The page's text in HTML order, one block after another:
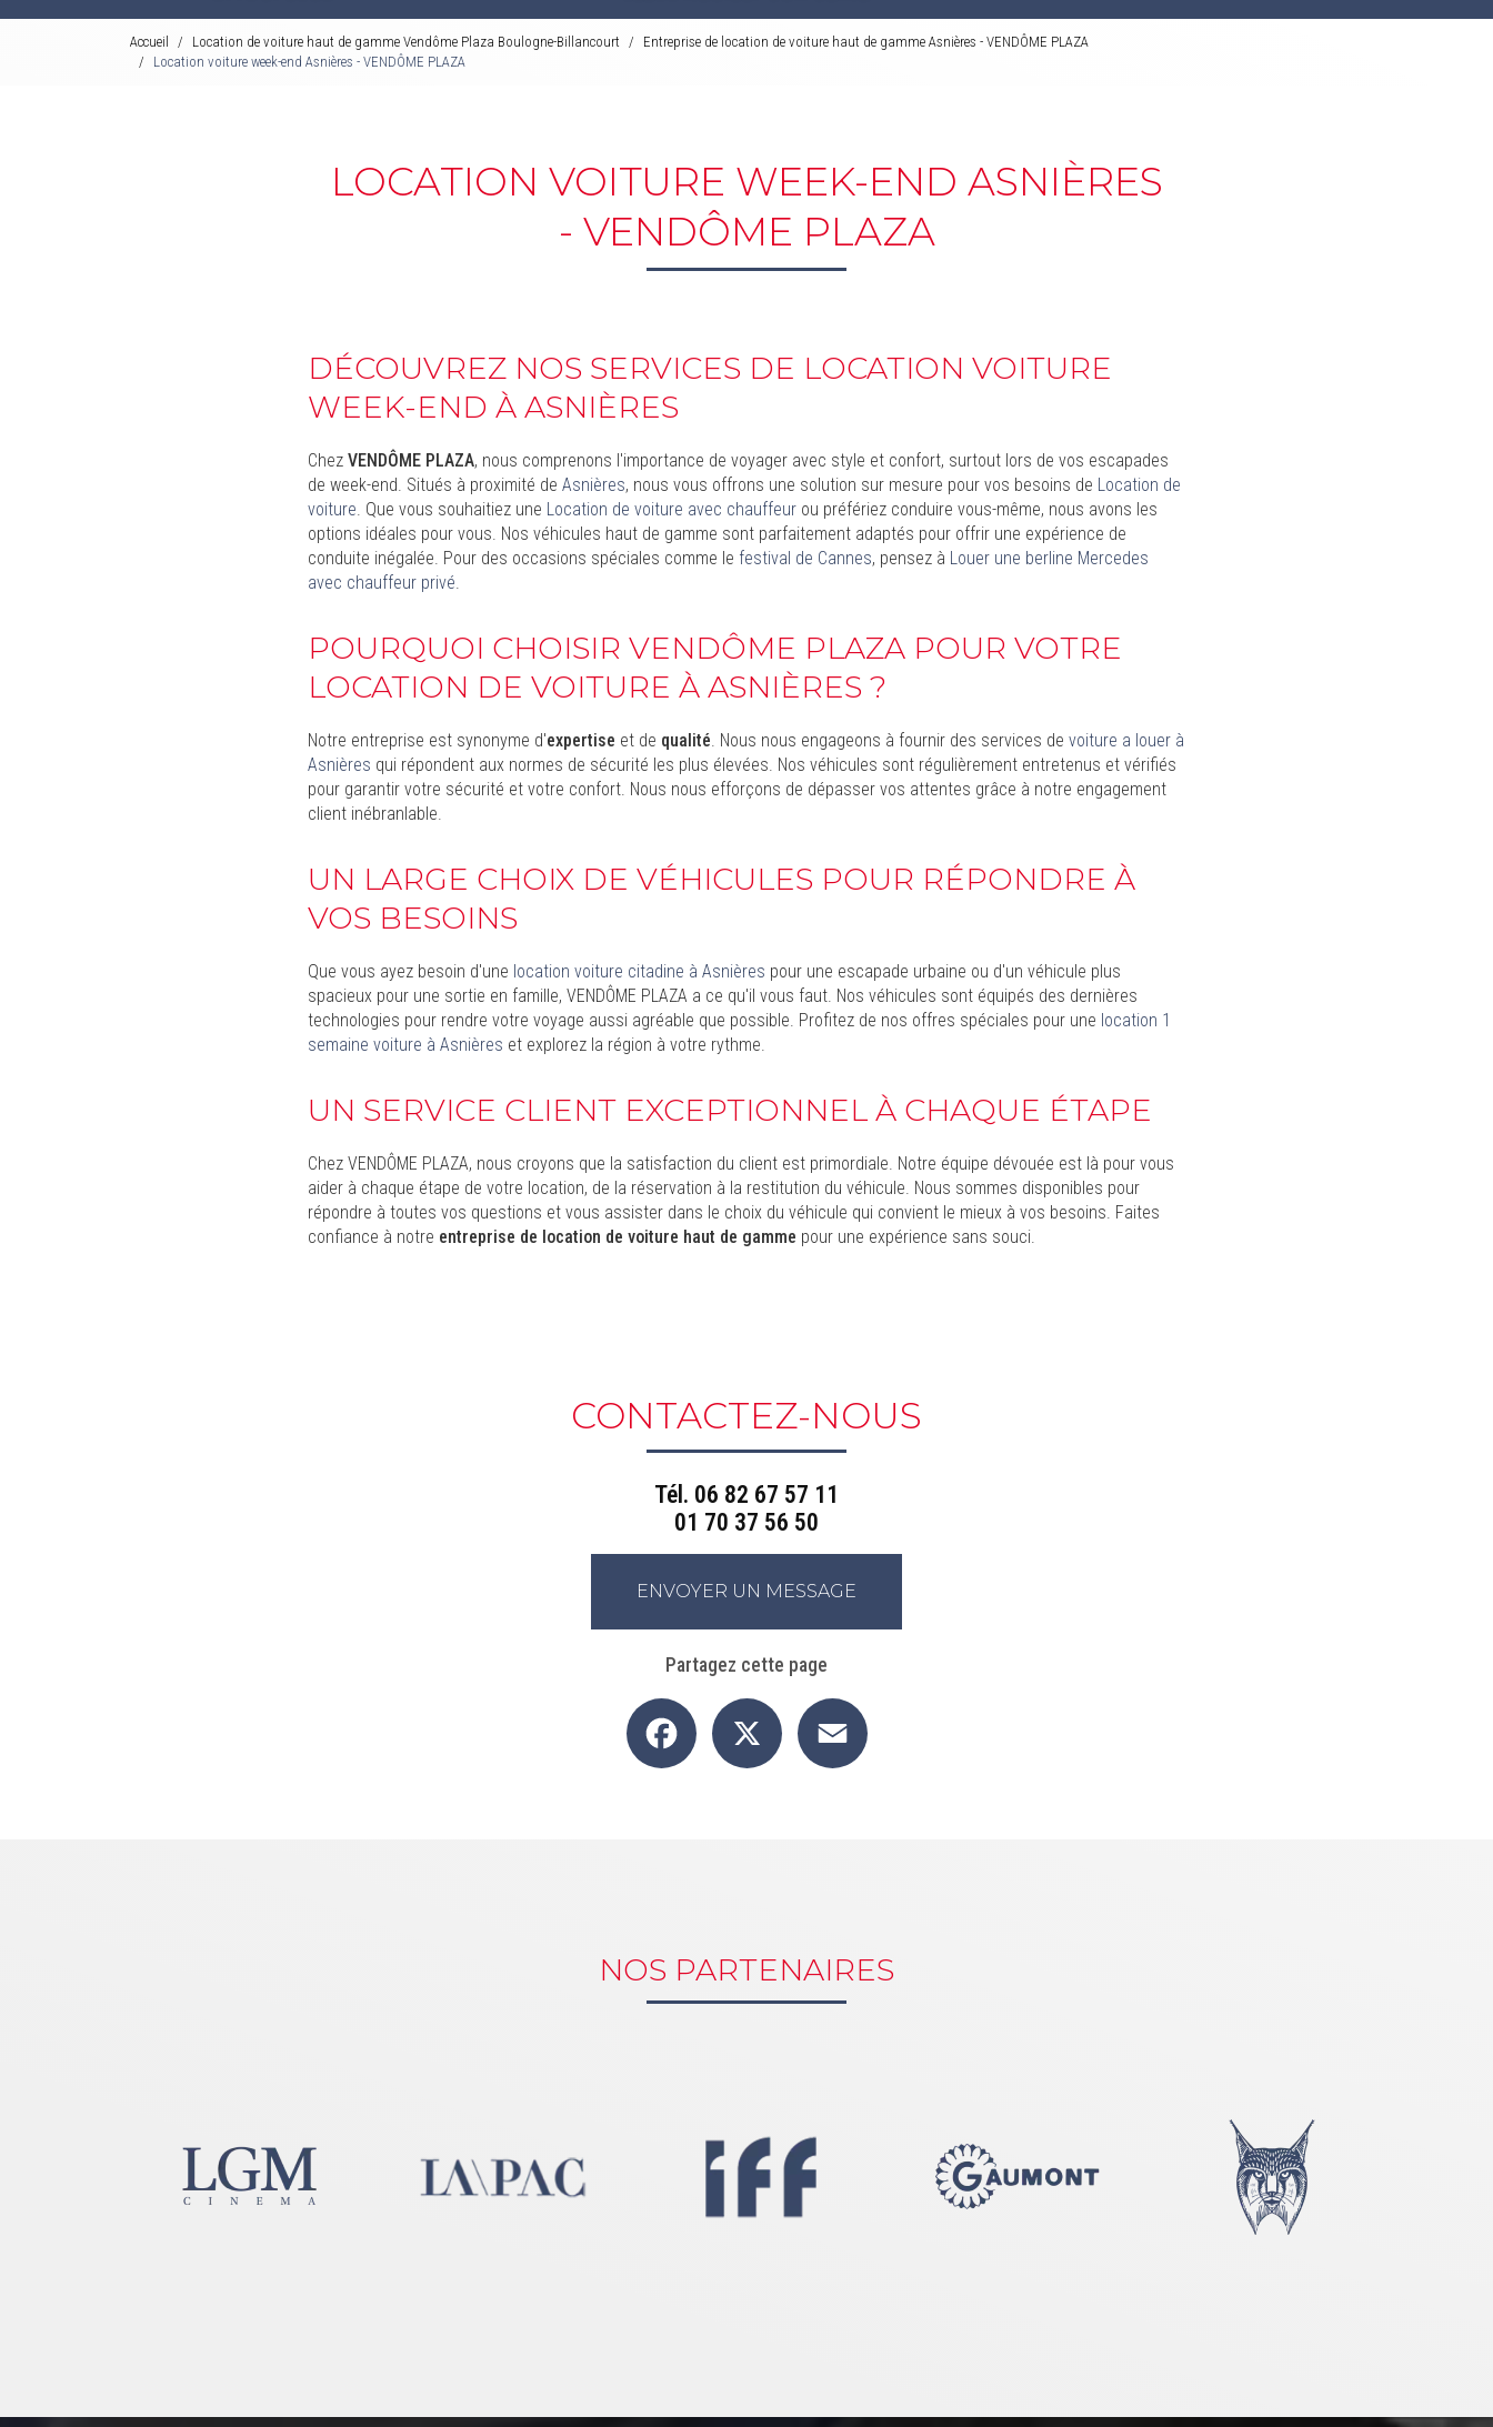
Accueil Location de voiture haut de gamme Vendôme Plaza Boulogne-Billancourt
Entreprise de location de voiture haut de gamme Asnières - VENDÔME PLAZA
Location voiture week-end Asnières - VENDÔME PLAZA
LOCATION VOITURE WEEK-END ASNIÈRES
- VENDÔME PLAZA
DÉCOUVREZ NOS SERVICES DE LOCATION VOITURE
WEEK-END À ASNIÈRES
Chez VENDÔME PLAZA, nous comprenons l'importance de voyager avec style et confort, surtout lors de vos escapades
de week-end. Situés à proximité de Asnières, nous vous offrons une solution sur mesure pour vos besoins de Location de
voiture. Que vous souhaitiez une Location de voiture avec chauffeur ou préfériez conduire vous-même, nous avons les
options idéales pour vous. Nos véhicules haut de gamme sont parfaitement adaptés pour offrir une expérience de
conduite inégalée. Pour des occasions spéciales comme le festival de Cannes, pensez à Louer une berline Mercedes
avec chauffeur privé.
POURQUOI CHOISIR VENDÔME PLAZA POUR VOTRE
LOCATION DE VOITURE À ASNIÈRES ?
Notre entreprise est synonyme d'expertise et de qualité. Nous nous engageons à fournir des services de voiture a louer à
Asnières qui répondent aux normes de sécurité les plus élevées. Nos véhicules sont régulièrement entretenus et vérifiés
pour garantir votre sécurité et votre confort. Nous nous efforçons de dépasser vos attentes grâce à notre engagement
client inébranlable.
UN LARGE CHOIX DE VÉHICULES POUR RÉPONDRE À
VOS BESOINS
Que vous ayez besoin d'une location voiture citadine à Asnières pour une escapade urbaine ou d'un véhicule plus
spacieux pour une sortie en famille, VENDÔME PLAZA a ce qu'il vous faut. Nos véhicules sont équipés des dernières
technologies pour rendre votre voyage aussi agréable que possible. Profitez de nos offres spéciales pour une location 1
semaine voiture à Asnières et explorez la région à votre rythme.
UN SERVICE CLIENT EXCEPTIONNEL À CHAQUE ÉTAPE
Chez VENDÔME PLAZA, nous croyons que la satisfaction du client est primordiale. Notre équipe dévouée est là pour vous
aider à chaque étape de votre location, de la réservation à la restitution du véhicule. Nous sommes disponibles pour
répondre à toutes vos questions et vous assister dans le choix du véhicule qui convient le mieux à vos besoins. Faites
confiance à notre entreprise de location de voiture haut de gamme pour une expérience sans souci.
CONTACTEZ-NOUS
Tél. 06 82 67 57 11
01 70 37 56 50
ENVOYER UN MESSAGE
Partagez cette page
Facebook
NOS PARTENAIRES